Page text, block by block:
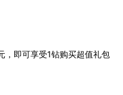
，即可享受1钻购买超值礼包